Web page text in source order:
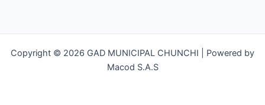
Copyright © 2026 GAD MUNICIPAL CHUNCHI | Powered by
Macod S.A.S